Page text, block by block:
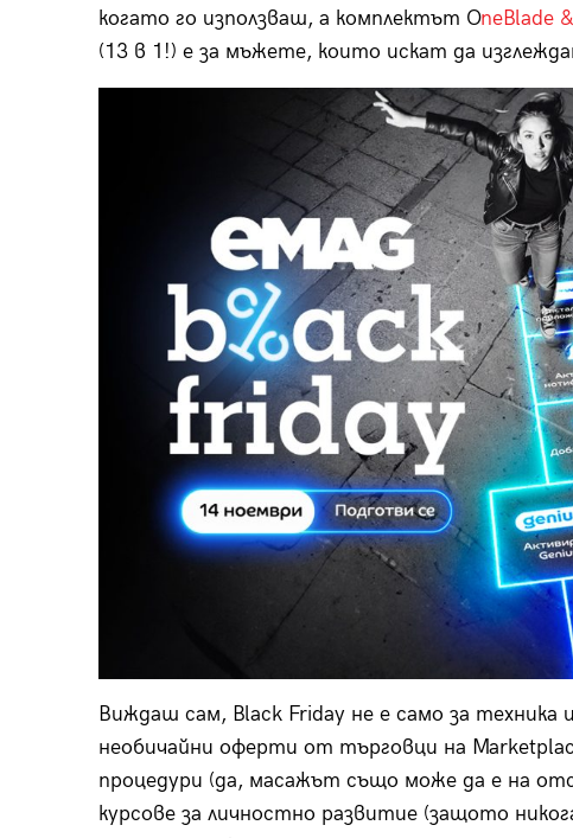
когато го използваш, а комплектът OneBlade
(13 в 1!) е за мъжете, които искат да
Виждаш сам, Black Friday не е само за техника
необичайни оферти от търговци на
процедури (да, масажът също може да е на
курсове за личностно развитие (защото